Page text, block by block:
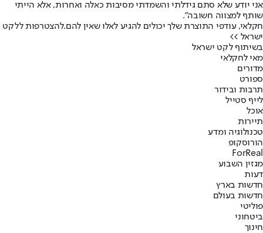
אני יודע שלא סתם גידלתי והשמדתי מסיבות כאלה ואחרות, אלא הייתי
שותף למצווה חשובה".
חקלאי, עודפי התוצרת שלך יכולים להגיע לאלו שאין להם.להצטרפות ללקט
ישראל >>
בשיתוף לקט ישראל
מאי לחקלאי
מדורים
ספורט
תרבות ובידור
לייף סטייל
אוכל
תיירות
טכנולוגיה ומדע
הורוסקופ
ForReal
מגזין השבוע
דעות
חדשות בארץ
חדשות בעולם
פוליטי
ביטחוני
חינוך